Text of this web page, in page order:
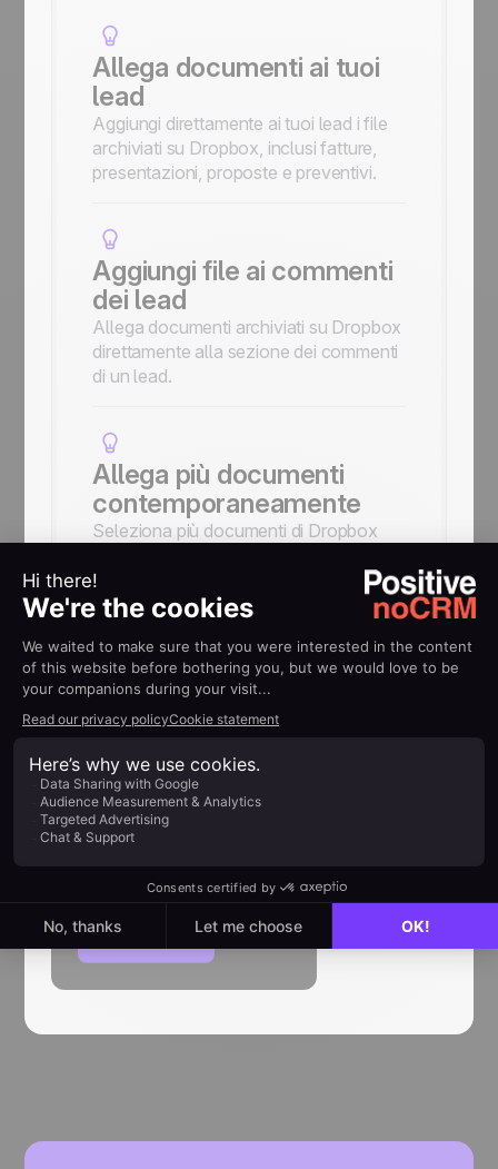
Allega documenti ai tuoi
lead
Aggiungi direttamente ai tuoi lead i file
archiviati su Dropbox, inclusi fatture,
presentazioni, proposte e preventivi.
Aggiungi file ai commenti
dei lead
Allega documenti archiviati su Dropbox
direttamente alla sezione dei commenti
di un lead.
Allega più documenti
contemporaneamente
Seleziona più documenti di Dropbox
file a un lead o a un commento.
AIUTO
Guide
all’implementazione
Dropbox
Come connettere Dropbox
Scopri di più